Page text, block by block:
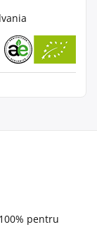
100% pentru